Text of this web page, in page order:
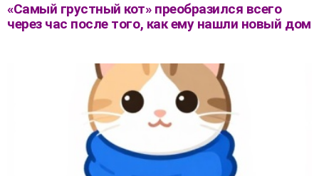
«Самый грустный кот» преобразился всего
через час после того, как ему нашли новый дом